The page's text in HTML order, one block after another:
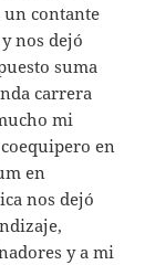
contante
nos dejó
suma
carrera
mi
en
en
nos dejó
y a mi